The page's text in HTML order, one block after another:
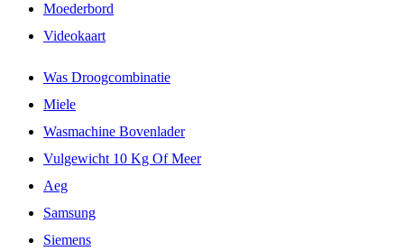
Moederbord
Videokaart
Was Droogcombinatie
Miele
Wasmachine Bovenlader
Vulgewicht 10 Kg Of Meer
Aeg
Samsung
Siemens